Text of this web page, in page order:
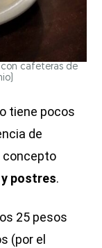
con cafeteras de
tiene pocos
de
concepto
postres.
25 pesos
(por el